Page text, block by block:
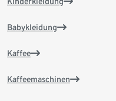
Babykleidung
Kaffee
Kaffeemaschinen